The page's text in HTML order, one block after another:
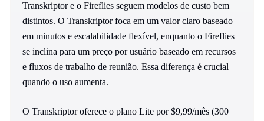
Transkriptor e o Fireflies seguem modelos de custo bem
distintos. O Transkriptor foca em um valor claro baseado
em minutos e escalabilidade flexível, enquanto o Fireflies
se inclina para um preço por usuário baseado em recursos
e fluxos de trabalho de reunião. Essa diferença é crucial
quando o uso aumenta.
O Transkriptor oferece o plano Lite por $9,99/mês (300